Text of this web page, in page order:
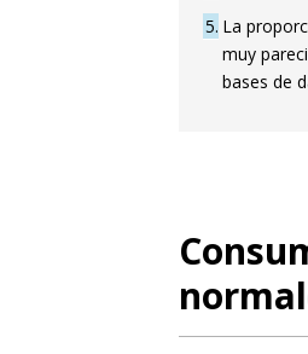
(opens in a new
Linkedin (opens in a new
Whatsapp (opens in a
5 La
muy
bases de